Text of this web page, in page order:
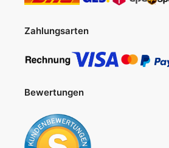
Zahlungsarten
Bewertungen